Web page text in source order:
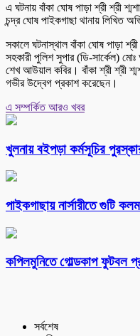
এ ঘটনায় বাঁকা ঘোষ পাড়া শ্রী শ্রী
চন্দ্র ঘোষ পাইকগাছা থানায় লিখিত
সকালে ঘটনাস্থাল বাঁকা ঘোষ পাড়া শ্রী
সহকারী পুলিশ সুপার (ডি-সার্কেল)
শেখ আউয়াল কবির। বাঁকা শ্রী শ্রী
গভীর উদ্বেগ প্রকাশ করেছেন।
এ সম্পর্কিত আরও খবর
খুলনায় বইপড়া কর্মসূচির
পাইকগাছায় নার্সারীতে গুটি
কপিলমুনিতে গোল্ডকাপ ফুটবল
সর্বশেষ